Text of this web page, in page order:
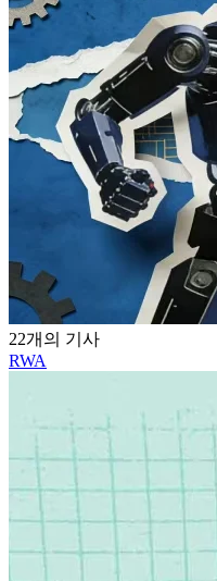
22개의 기사
RWA